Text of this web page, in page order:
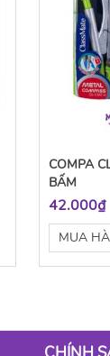
COMPA
BẤM
42.000₫
MUA